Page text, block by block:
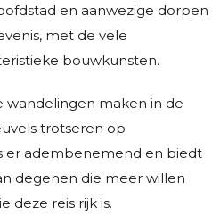
en aanwezige dorpen
met de vele
bouwkunsten.
wandelingen maken in de
trotseren op
er adembenemend en biedt
degenen die meer willen
deze reis rijk is.